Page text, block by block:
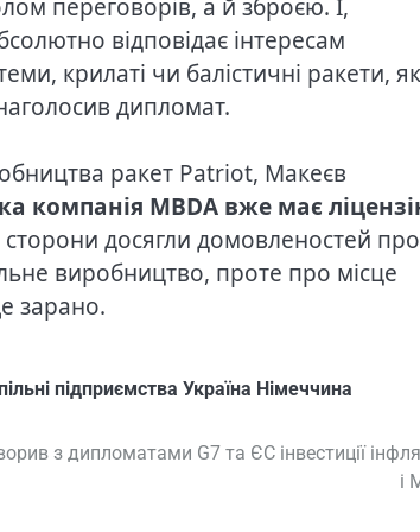
переговорів, а й зброєю. І,
відповідає інтересам
крилаті чи балістичні ракети,
дипломат.
ракет Patriot, Макеєв
компанія MBDA вже має
сторони досягли домовленостей про
виробництво, проте про місце
зарано.
підприємства Україна Німеччина
з дипломатами G7 та ЄС інвестиції
і